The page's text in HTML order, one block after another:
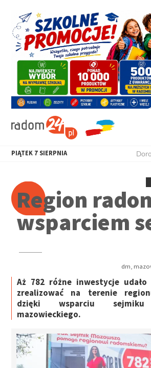
PIĄTEK 7 SIERPNIA
Region
wsparciem
dm,
Aż 782 różne inwestycje
zrealizować na terenie
dzięki wsparciu sejmiku
mazowieckiego.